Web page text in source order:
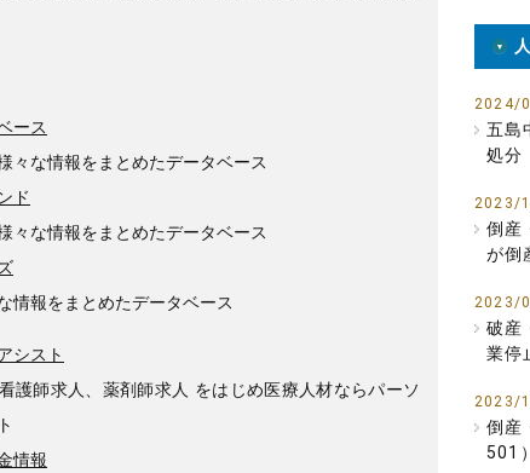
ース
々な情報をまとめたデータベース
ド
々な情報をまとめたデータベース
情報をまとめたデータベース
シスト
護師求人、薬剤師求人 をはじめ医療人材ならパーソ
情報
2024/
五島
処分
2023/
倒産
が倒
2023/
破産
業停
2023/
倒産
501